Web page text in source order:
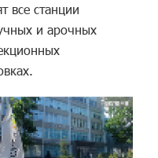
все станции
и арочных